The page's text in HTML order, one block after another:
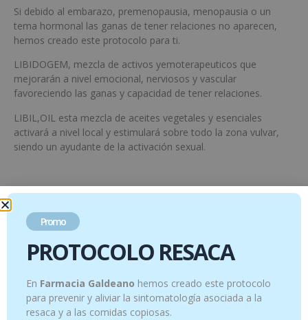
Si debido al embarazo, premenopausia, menopausia o un
tema hormonal las ganas de tener relaciones no aparecen,
hemos creado este protocolo para ti.
LIBIDOGEM, mezcla de activos yemoterapeuticos que
mejorarán a nivel emocional, nerviosos y vascular
favoreciendo las ganas y capacidad de tener relaciones.
LIBIL,OIL esta mezcla de aceites vegetales y esenciales
activará a nivel local y estimulará sobre todo la zona vulvar,
siendo un ayudante de la activación sexual.
Productos relacionados
Promo
PROTOCOLO RESACA
En Farmacia Galdeano hemos creado este protocolo
para prevenir y aliviar la sintomatología asociada a la
resaca y a las comidas copiosas.